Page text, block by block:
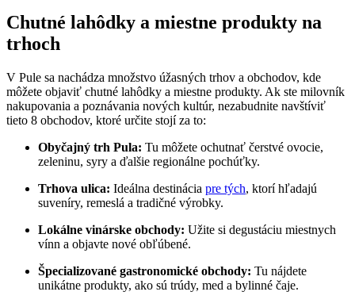
Chutné lahôdky a miestne produkty na
trhoch
V Pule sa nachádza množstvo úžasných trhov a obchodov, kde
môžete objaviť chutné lahôdky a miestne produkty. Ak ste milovník
nakupovania a poznávania nových kultúr, nezabudnite navštíviť
tieto 8 obchodov, ktoré určite stojí za to:
Obyčajný trh Pula: Tu môžete ochutnať čerstvé ovocie,
zeleninu, syry a ďalšie regionálne pochúťky.
Trhova ulica: Ideálna destinácia pre tých, ktorí hľadajú
suveníry, remeslá a tradičné výrobky.
Lokálne vinárske obchody: Užite si degustáciu miestnych
vínn a objavte nové obľúbené.
Špecializované gastronomické obchody: Tu nájdete
unikátne produkty, ako sú trúdy, med a bylinné čaje.